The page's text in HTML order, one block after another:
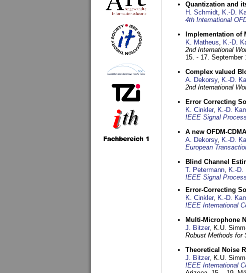
Quantization and
H. Schmidt, K.-D.
4th International
Implementation of
K. Matheus, K.-D.
2nd International
15. - 17. September
Complex valued
A. Dekorsy, K.-D.
2nd International
Error Correcting
K. Cinkler, K.-D.
IEEE Signal
A new OFDM-
A. Dekorsy, K.-D.
European
Blind Channel
T. Petermann, K.-D.
IEEE Signal
Error-Correcting
K. Cinkler, K.-D.
IEEE International
Multi-Microphone
J. Bitzer, K.U.
Robust Methods for
Theoretical Noise
J. Bitzer, K.U.
IEEE International